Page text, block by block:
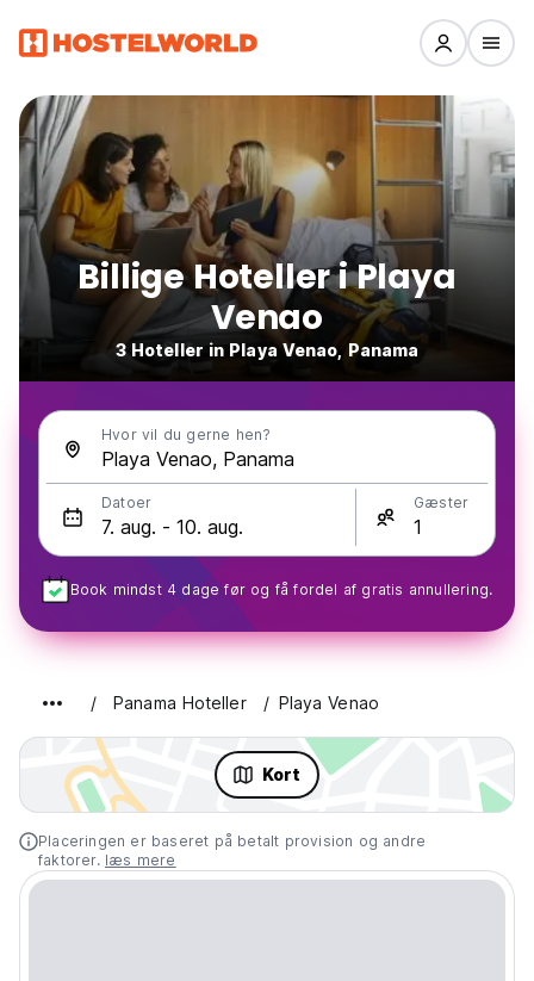
Billige Hoteller i Playa
Venao
3 Hoteller in Playa Venao, Panama
Hvor vil du gerne hen?
Datoer Gæster
Book mindst 4 dage før og få fordel af gratis annullering.
Panama Hoteller Playa Venao
Kort
Placeringen er baseret på betalt provision og andre
faktorer. læs mere